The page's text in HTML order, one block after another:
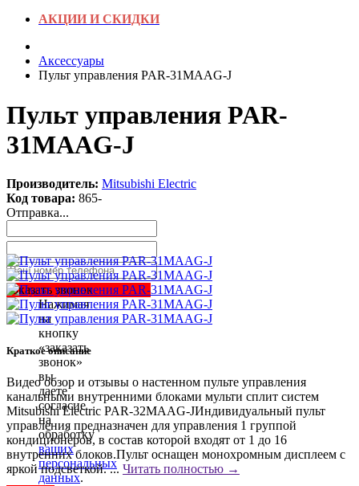
АКЦИИ И СКИДКИ
Аксесcуары
Пульт управления PAR-31MAAG-J
Пульт управления PAR-
31MAAG-J
Производитель: Mitsubishi Electric
Код товара: 865-
Отправка...
Заказать звонок
Нажимая
на
кнопку
«заказать
звонок»
вы
даете
согласие
на
обработку
ваших
персональных
данных.
Краткое описание
Видео обзор и отзывы о настенном пульте управления
канальными внутренними блоками мульти сплит систем
Mitsubishi Electric PAR-32MAAG-JИндивидуальный пульт
управления предназначен для управления 1 группой
кондиционеров, в состав которой входят от 1 до 16
внутренних блоков.Пульт оснащен монохромным дисплеем с
яркой подсветкой. ... Читать полностью →